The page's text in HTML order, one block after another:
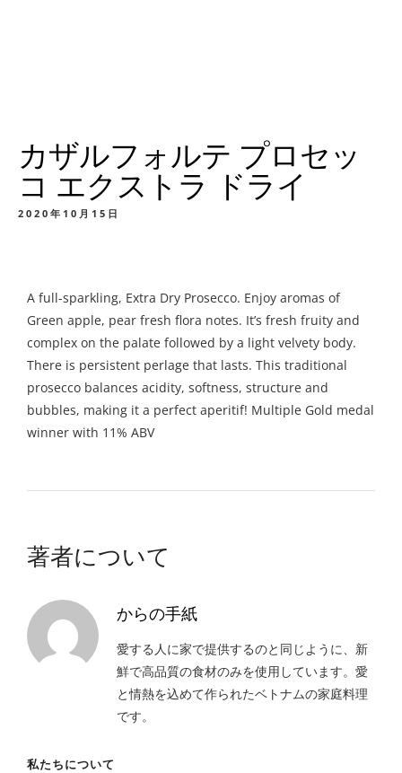
カザルフォルテ プロセッ
コ エクストラ ドライ
2020年10月15日
A full-sparkling, Extra Dry Prosecco. Enjoy aromas of
Green apple, pear fresh flora notes. It’s fresh fruity and
complex on the palate followed by a light velvety body.
There is persistent perlage that lasts. This traditional
prosecco balances acidity, softness, structure and
bubbles, making it a perfect aperitif! Multiple Gold medal
winner with 11% ABV
著者について
からの手紙
愛する人に家で提供するのと同じように、新
鮮で高品質の食材のみを使用しています。愛
と情熱を込めて作られたベトナムの家庭料理
です。
私たちについて